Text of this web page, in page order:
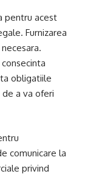
pentru acest
Furnizarea
obligatiile
a va oferi
comunicare la
privind